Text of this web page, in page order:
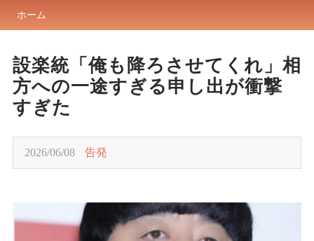
ホーム
設楽統「俺も降ろさせてくれ」相
方への一途すぎる申し出が衝撃
すぎた
2026/06/08 告発